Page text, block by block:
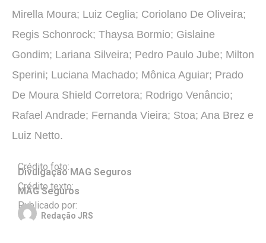
Mirella Moura; Luiz Ceglia; Coriolano De Oliveira;
Regis Schonrock; Thaysa Bormio; Gislaine
Gondim; Lariana Silveira; Pedro Paulo Jube; Milton
Sperini; Luciana Machado; Mônica Aguiar; Prado
De Moura Shield Corretora; Rodrigo Venâncio;
Rafael Andrade; Fernanda Vieira; Stoa; Ana Brez e
Luiz Netto.
Crédito foto:
Divulgação MAG Seguros
Crédito texto:
MAG Seguros
Publicado por:
Redação JRS